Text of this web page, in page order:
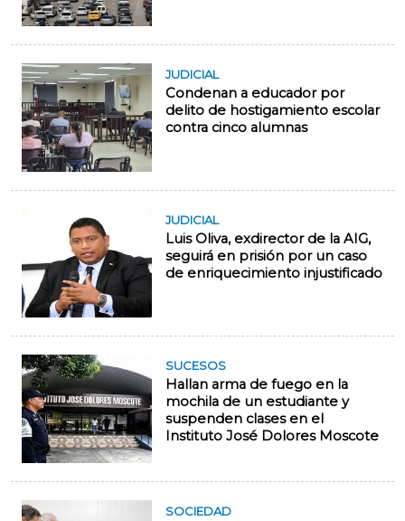
JUDICIAL
Condenan a educador por
delito de hostigamiento escolar
contra cinco alumnas
JUDICIAL
Luis Oliva, exdirector de la AIG,
seguirá en prisión por un caso
de enriquecimiento injustificado
SUCESOS
Hallan arma de fuego en la
mochila de un estudiante y
suspenden clases en el
Instituto José Dolores Moscote
SOCIEDAD